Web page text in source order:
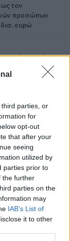
parties, or
for
opt-out
that after your
seeing
utilized by
parties prior to
the further
parties on the
may
IAB’s List of
it to other
τον
προσώπων
ευρώ
καθαρισμό
η